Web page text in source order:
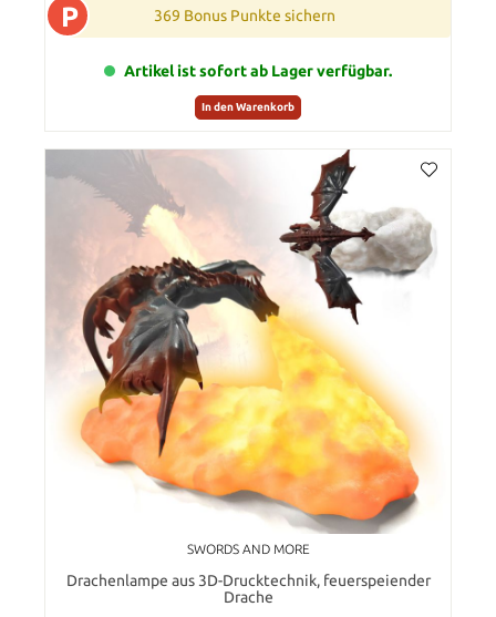
P 369 Bonus Punkte sichern
Artikel ist sofort ab Lager verfügbar.
In den Warenkorb
SWORDS AND MORE
Drachenlampe aus 3D-Drucktechnik, feuerspeiender
Drache